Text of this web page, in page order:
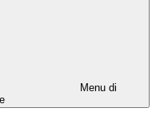
Menu di